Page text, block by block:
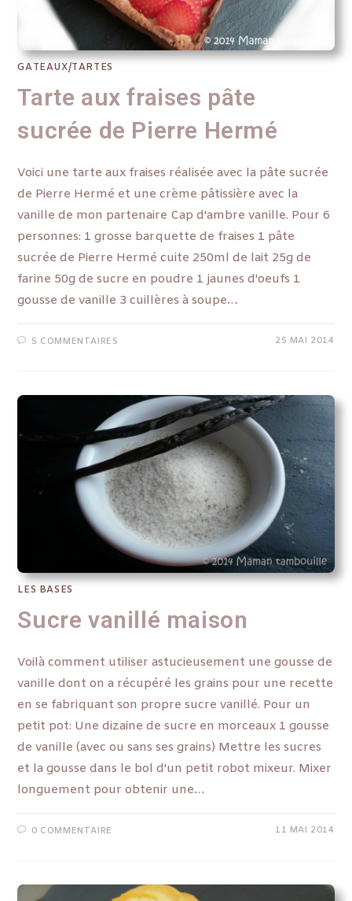
GATEAUX/TARTES
Tarte aux fraises pâte
sucrée de Pierre Hermé
Voici une tarte aux fraises réalisée avec la pâte sucrée
de Pierre Hermé et une crème pâtissière avec la
vanille de mon partenaire Cap d'ambre vanille. Pour 6
personnes: 1 grosse barquette de fraises 1 pâte
sucrée de Pierre Hermé cuite 250ml de lait 25g de
farine 50g de sucre en poudre 1 jaunes d'oeufs 1
gousse de vanille 3 cuillères à soupe…
5 COMMENTAIRES 25 MAI 2014
LES BASES
Sucre vanillé maison
Voilà comment utiliser astucieusement une gousse de
vanille dont on a récupéré les grains pour une recette
en se fabriquant son propre sucre vanillé. Pour un
petit pot: Une dizaine de sucre en morceaux 1 gousse
de vanille (avec ou sans ses grains) Mettre les sucres
et la gousse dans le bol d'un petit robot mixeur. Mixer
longuement pour obtenir une…
0 COMMENTAIRE 11 MAI 2014